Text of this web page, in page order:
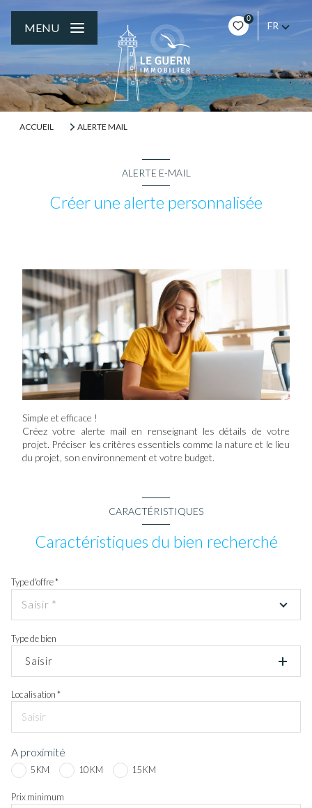
0
FR
MENU
ACCUEIL ALERTE MAIL
ALERTE E-MAIL
Créer une alerte personnalisée
Simple et efficace !
Créez votre alerte mail en renseignant les détails de votre
projet. Préciser les critères essentiels comme la nature et le lieu
du projet, son environnement et votre budget.
CARACTÉRISTIQUES
Caractéristiques du bien recherché
Type d'offre *
Saisir *
Type de bien
Saisir
Localisation *
A proximité
5 KM 10 KM 15 KM
Prix minimum